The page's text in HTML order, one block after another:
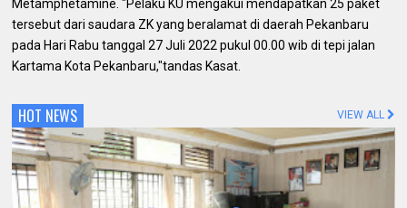
Metamphetamine. "Pelaku KU mengakui mendapatkan 25 paket
tersebut dari saudara ZK yang beralamat di daerah Pekanbaru
pada Hari Rabu tanggal 27 Juli 2022 pukul 00.00 wib di tepi jalan
Kartama Kota Pekanbaru,"tandas Kasat.
HOT NEWS VIEW ALL